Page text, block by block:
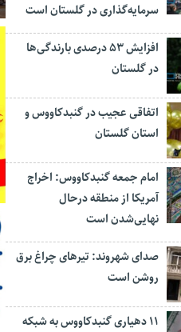
سرمایه‌گذاری در گلستان است
افزایش ۵۳ درصدی بارندگی‌ها
در گلستان
اتفاقی عجیب در‌ گنبدکاووس و
استان گلستان
امام جمعه گنبدکاووس: اخراج
آمریکا از منطقه درحال
نهایی‌شدن است
صدای شهروند: تیرهای چراغ برق
روشن است
۱۱ دهیاری گنبدکاووس به شبکه